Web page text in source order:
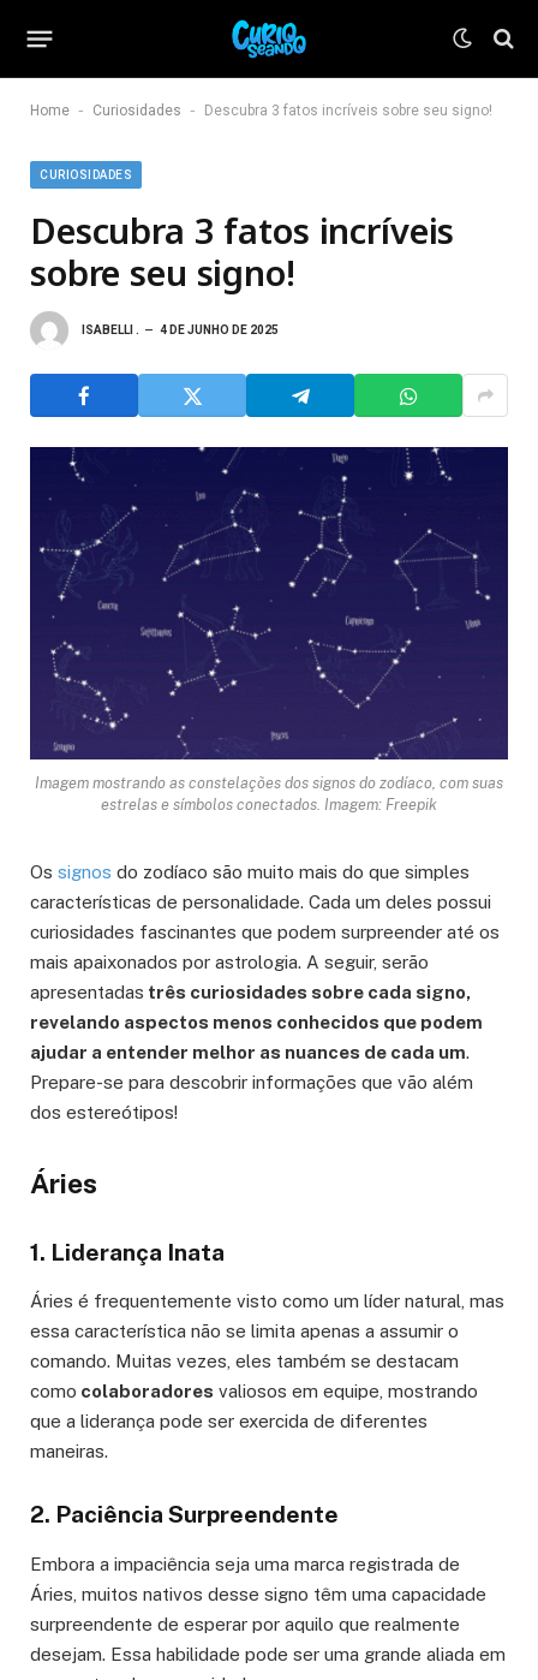
Home - Curiosidades - Descubra 3 fatos incríveis sobre seu signo!
CURIOSIDADES
Descubra 3 fatos incríveis
sobre seu signo!
ISABELLI . 4 DE JUNHO DE 2025
Imagem mostrando as constelações dos signos do zodíaco, com suas
estrelas e símbolos conectados. Imagem: Freepik
Os signos do zodíaco são muito mais do que simples
características de personalidade. Cada um deles possui
curiosidades fascinantes que podem surpreender até os
mais apaixonados por astrologia. A seguir, serão
apresentadas três curiosidades sobre cada signo,
revelando aspectos menos conhecidos que podem
ajudar a entender melhor as nuances de cada um.
Prepare-se para descobrir informações que vão além
dos estereótipos!
Áries
1. Liderança Inata
Áries é frequentemente visto como um líder natural, mas
essa característica não se limita apenas a assumir o
comando. Muitas vezes, eles também se destacam
como colaboradores valiosos em equipe, mostrando
que a liderança pode ser exercida de diferentes
maneiras.
2. Paciência Surpreendente
Embora a impaciência seja uma marca registrada de
Áries, muitos nativos desse signo têm uma capacidade
surpreendente de esperar por aquilo que realmente
desejam. Essa habilidade pode ser uma grande aliada em